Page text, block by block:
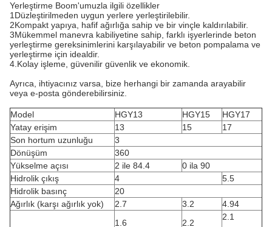
Yerleştirme Boom'umuzla ilgili özellikler
1Düzleştirilmeden uygun yerlere yerleştirilebilir.
2Kompakt yapıya, hafif ağırlığa sahip ve bir vinçle kaldırılabilir.
3Mükemmel manevra kabiliyetine sahip, farklı işyerlerinde beton
yerleştirme gereksinimlerini karşılayabilir ve beton pompalama ve
yerleştirme için idealdir.
4.Kolay işleme, güvenilir güvenlik ve ekonomik.
Ayrıca, ihtiyacınız varsa, bize herhangi bir zamanda arayabilir
veya e-posta gönderebilirsiniz.
Model HGY13 HGY15
HGY17
Yatay erişim
13 15
17
Son hortum uzunluğu
3
Dönüşüm
360
Yükselme açısı
2 ile 84.4
0 ila 90
Hidrolik çıkış
4
5.5
Hidrolik basınç
20
Ağırlık (karşı ağırlık yok)
2.7 3.2
4.94
1.6
2.2
2.1